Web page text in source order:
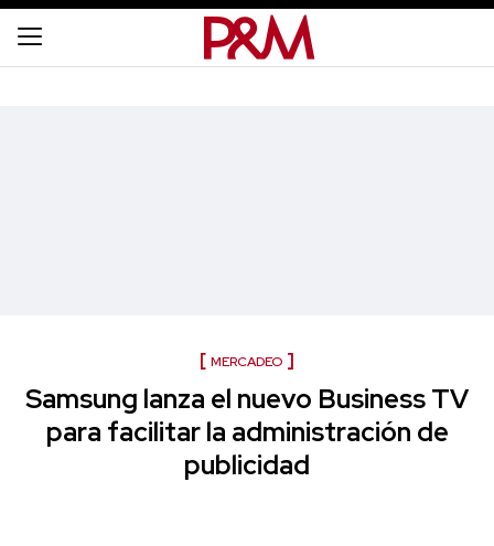
MERCADEO
Samsung lanza el nuevo Business TV
para facilitar la administración de
publicidad